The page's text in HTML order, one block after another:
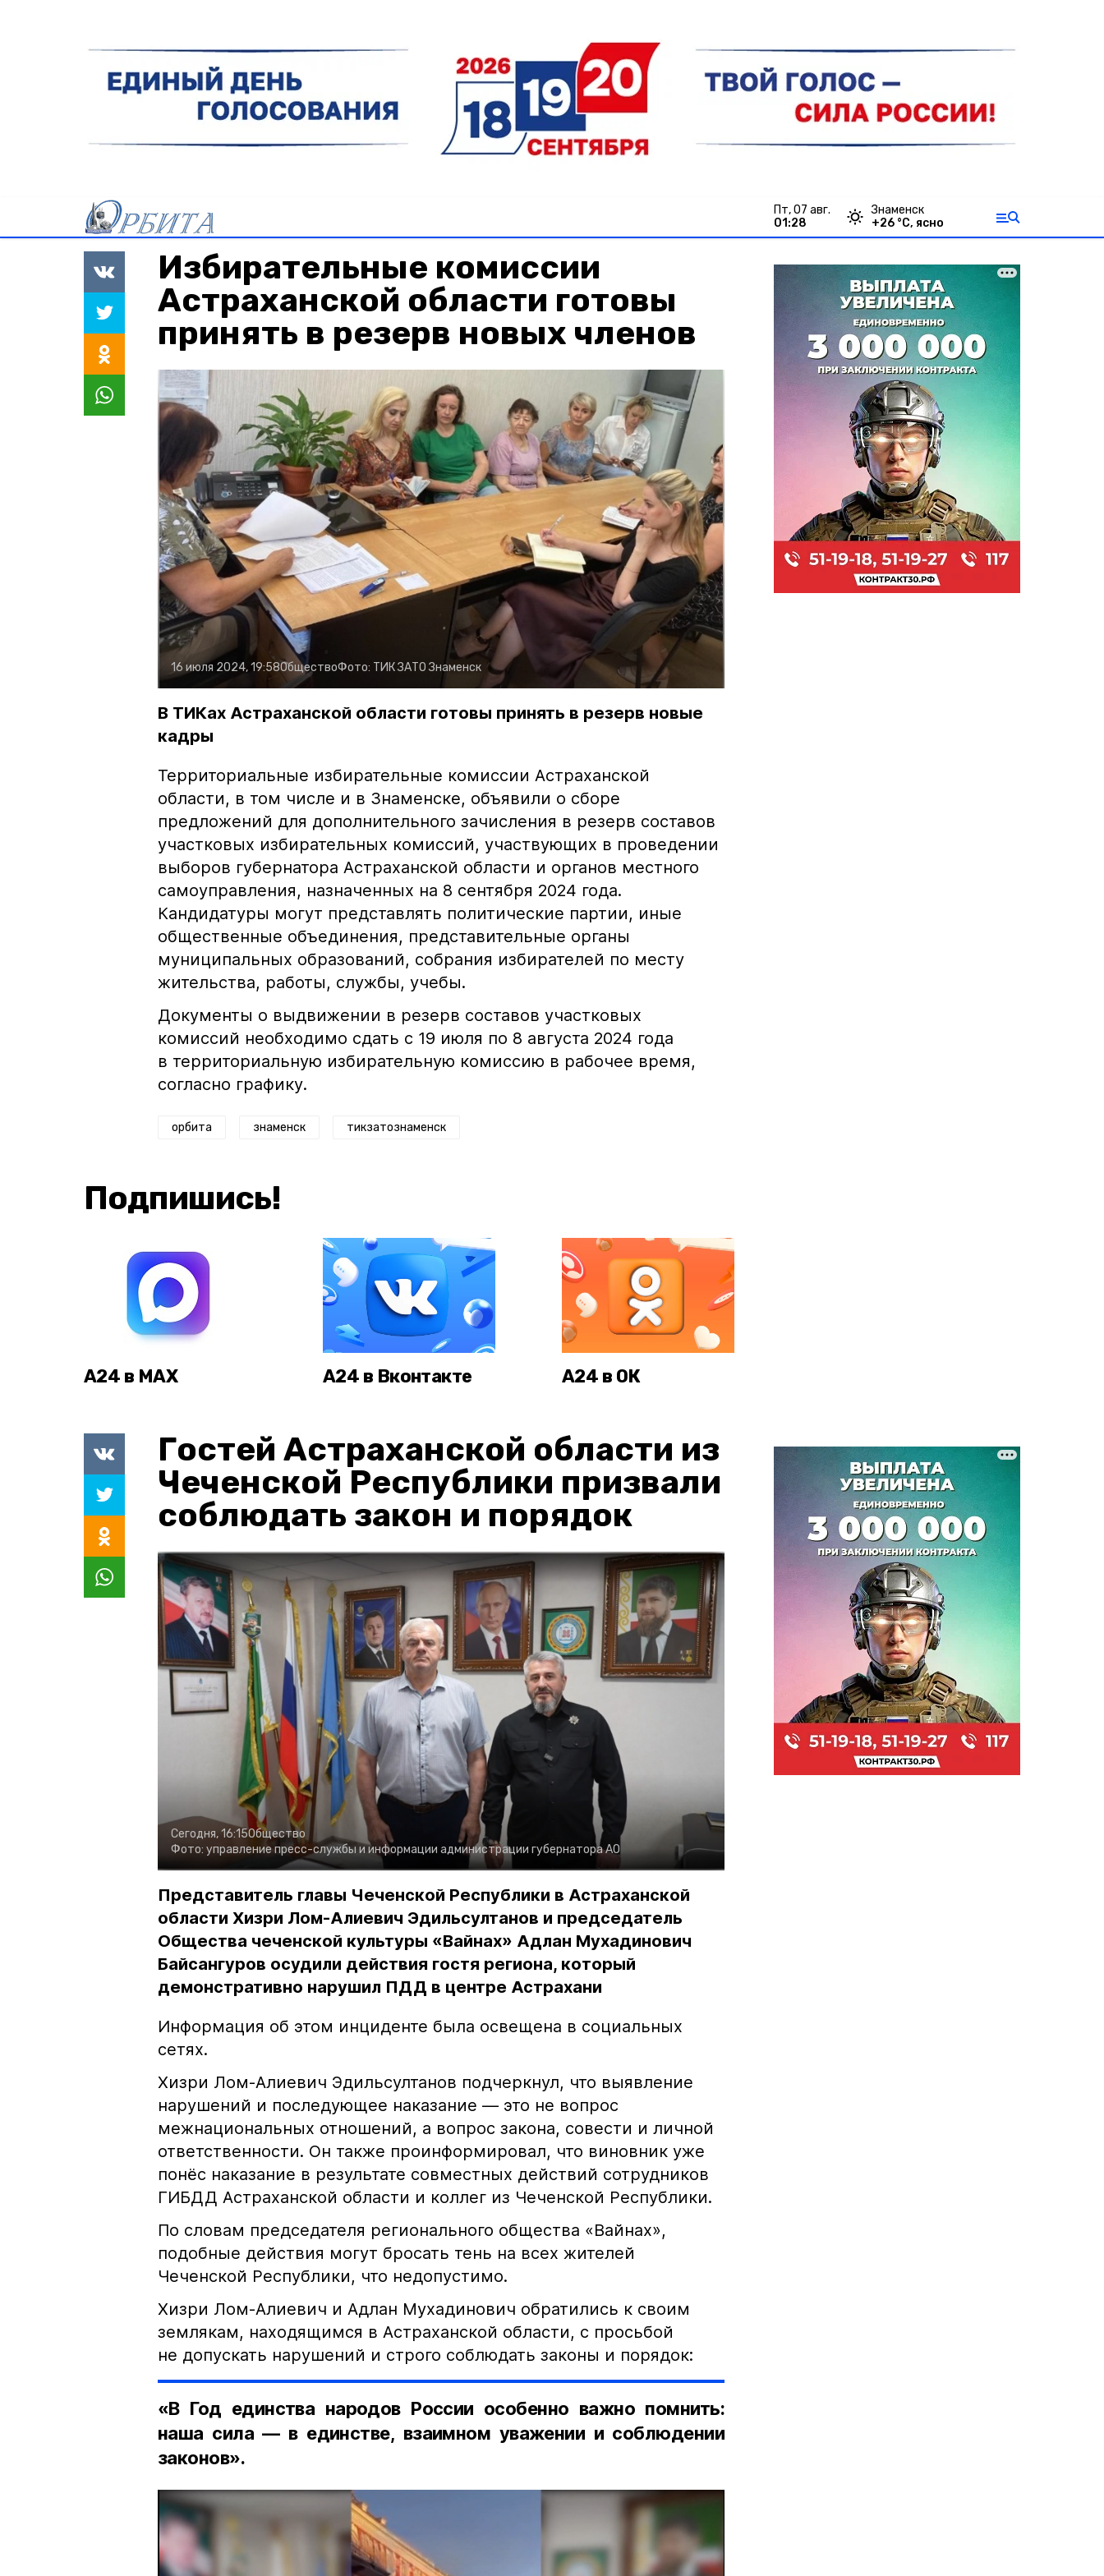
пт, 07 авг.
01:28
Знаменск
+26 °С, ясно
Избирательные комиссии
Астраханской области готовы
принять в резерв новых членов
16 июля 2024, 19:58ОбществоФото: ТИК ЗАТО Знаменск
В ТИКах Астраханской области готовы принять в резерв новые
кадры
Территориальные избирательные комиссии Астраханской
области, в том числе и в Знаменске, объявили о сборе
предложений для дополнительного зачисления в резерв составов
участковых избирательных комиссий, участвующих в проведении
выборов губернатора Астраханской области и органов местного
самоуправления, назначенных на 8 сентября 2024 года.
Кандидатуры могут представлять политические партии, иные
общественные объединения, представительные органы
муниципальных образований, собрания избирателей по месту
жительства, работы, службы, учебы.
Документы о выдвижении в резерв составов участковых
комиссий необходимо сдать с 19 июля по 8 августа 2024 года
в территориальную избирательную комиссию в рабочее время,
согласно графику.
орбита знаменск тикзатознаменск
Подпишись!
А24 в MAX А24 в Вконтакте А24 в ОК
Гостей Астраханской области из
Чеченской Республики призвали
соблюдать закон и порядок
Сегодня, 16:15Общество
Фото: управление пресс-службы и информации администрации губернатора АО
Представитель главы Чеченской Республики в Астраханской
области Хизри Лом-Алиевич Эдильсултанов и председатель
Общества чеченской культуры «Вайнах» Адлан Мухадинович
Байсангуров осудили действия гостя региона, который
демонстративно нарушил ПДД в центре Астрахани
Информация об этом инциденте была освещена в социальных
сетях.
Хизри Лом-Алиевич Эдильсултанов подчеркнул, что выявление
нарушений и последующее наказание — это не вопрос
межнациональных отношений, а вопрос закона, совести и личной
ответственности. Он также проинформировал, что виновник уже
понёс наказание в результате совместных действий сотрудников
ГИБДД Астраханской области и коллег из Чеченской Республики.
По словам председателя регионального общества «Вайнах»,
подобные действия могут бросать тень на всех жителей
Чеченской Республики, что недопустимо.
Хизри Лом-Алиевич и Адлан Мухадинович обратились к своим
землякам, находящимся в Астраханской области, с просьбой
не допускать нарушений и строго соблюдать законы и порядок:
«В Год единства народов России особенно важно помнить:
наша сила — в единстве, взаимном уважении и соблюдении
законов».